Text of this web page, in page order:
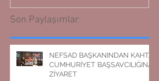
Son Paylaşımlar
NEFSAD BAŞKANINDAN KAHTA
CUMHURİYET BAŞSAVCILIĞINA
ZİYARET